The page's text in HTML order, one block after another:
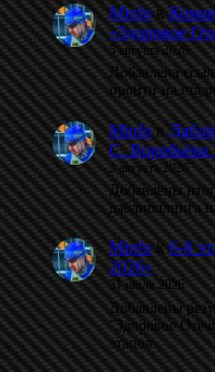
Minfoк
«Здоровое
5 августа 2026
Добавлена
пройти на
Minfoк
С. Воробьёва
2 августа 2026
Добавлены
даблполлинга
Minfoк6-й
2026»
31 июля 2026
Добавлены
"Здоровое
этапов.